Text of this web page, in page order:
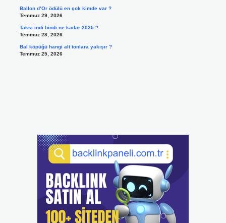
Ballon d’Or ödülü en çok kimde var ?
Temmuz 29, 2026
Taksi indi bindi ne kadar 2025 ?
Temmuz 28, 2026
Bal köpüğü hangi alt tonlara yakışır ?
Temmuz 25, 2026